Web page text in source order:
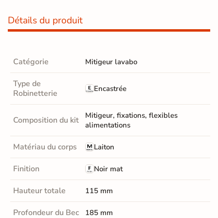
Détails du produit
Catégorie Mitigeur lavabo
Type de
Robinetterie
Encastrée
Composition du kit
Mitigeur, fixations, flexibles
alimentations
Matériau du corps Laiton
Finition Noir mat
Hauteur totale 115 mm
Profondeur du Bec 185 mm